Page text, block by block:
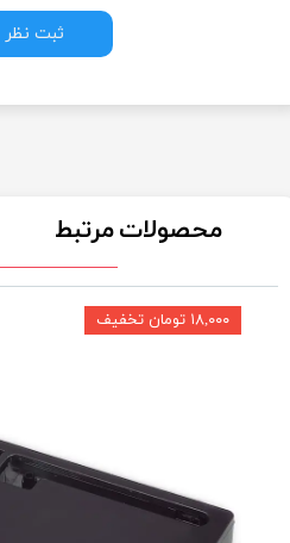
ثبت نظر
محصولات مرتبط
۱۸,۰۰۰ تومان تخفیف